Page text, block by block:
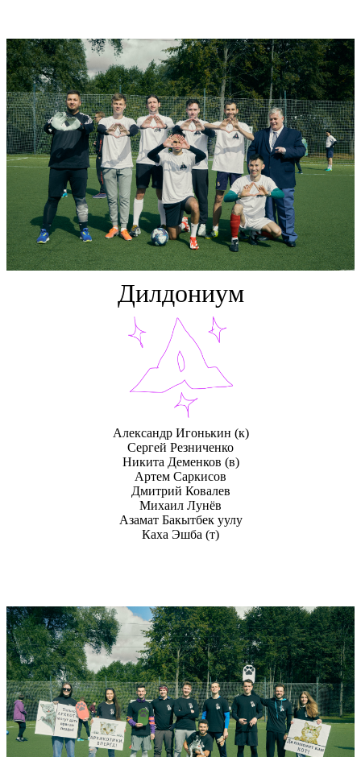
Дилдониум
Александр Игонькин (к)
Сергей Резниченко
Никита Деменков (в)
Артем Саркисов
Дмитрий Ковалев
Михаил Лунёв
Азамат Бакытбек уулу
Каха Эшба (т)